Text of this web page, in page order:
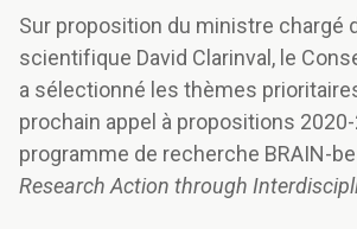
Sur proposition du ministre chargé
scientifique David Clarinval, le
a sélectionné les thèmes
prochain appel à propositions
programme de recherche BRAIN-
Research Action through